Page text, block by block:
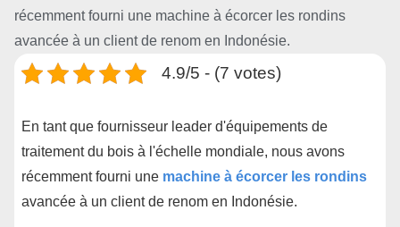
récemment fourni une machine à écorcer les rondins
avancée à un client de renom en Indonésie.
4.9/5 - (7 votes)
En tant que fournisseur leader d'équipements de
traitement du bois à l'échelle mondiale, nous avons
récemment fourni une machine à écorcer les rondins
avancée à un client de renom en Indonésie.